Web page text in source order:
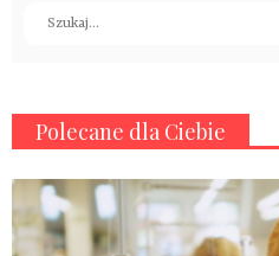
Polecane dla Ciebie